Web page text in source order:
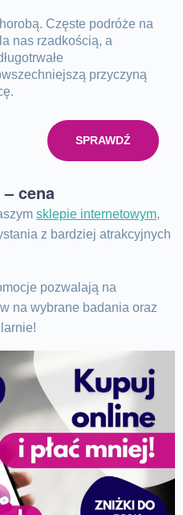
Częste podróże na
nas rzadkością, a
przyczyną
SPRAWDŹ
cena
sklepie internetowym,
z bardziej atrakcyjnych
pozwalają na
na wybrane badania oraz